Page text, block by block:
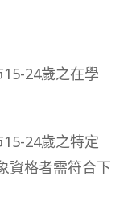
24歲之在學
24歲之特定
資格者需符合下